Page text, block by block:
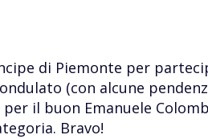
di Piemonte per
(con alcune
il buon Emanuele
Bravo!